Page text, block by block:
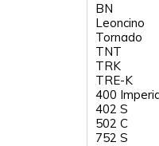
BN
Leoncino
Tornado
TNT
TRK
TRE-K
400
402 S
502 C
752 S